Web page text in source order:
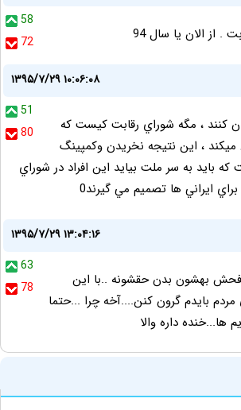
58
72
. از الان یا سال 94
۱۳۹۵/۷/۲۹ ۱۰:۰۶:۰۸
51
80
كنند ، مگه شوراي رقابت كيست كه
ميكند ، اين نتيجه نخريدن وكمپينگ
بايد به سر ملت بيايد اين افراد در شوراي
ايراني ها تصميم مي گيرند0
۱۳۹۵/۷/۲۹ ۱۳:۰۴:۱۶
63
78
بهشون بدن حقشونه ..با این
بایدم گرون کنن....آخه چرا ...حتما
ها...خنده داره والا